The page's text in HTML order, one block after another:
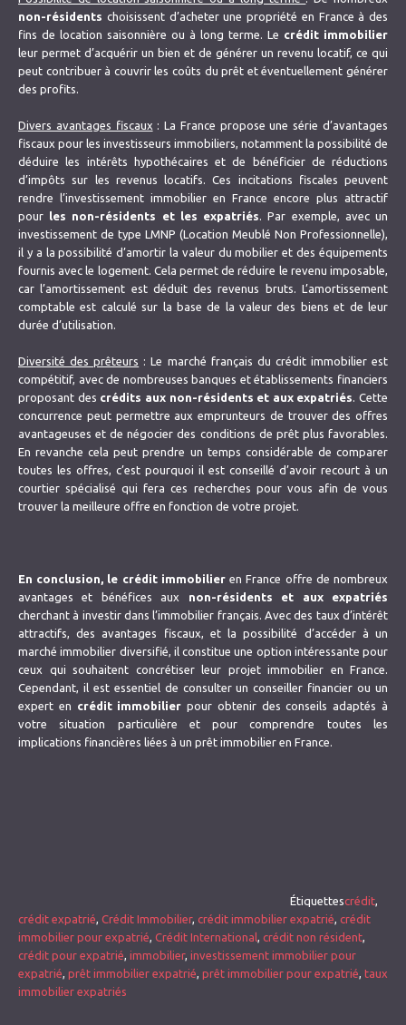
non-résidents choisissent d’acheter une propriété en France à des
fins de location saisonnière ou à long terme. Le crédit immobilier
leur permet d’acquérir un bien et de générer un revenu locatif, ce qui
peut contribuer à couvrir les coûts du prêt et éventuellement générer
des profits.
Divers avantages fiscaux : La France propose une série d’avantages
fiscaux pour les investisseurs immobiliers, notamment la possibilité de
déduire les intérêts hypothécaires et de bénéficier de réductions
d’impôts sur les revenus locatifs. Ces incitations fiscales peuvent
rendre l’investissement immobilier en France encore plus attractif
pour les non-résidents et les expatriés. Par exemple, avec un
investissement de type LMNP (Location Meublé Non Professionnelle),
il y a la possibilité d’amortir la valeur du mobilier et des équipements
fournis avec le logement. Cela permet de réduire le revenu imposable,
car l’amortissement est déduit des revenus bruts. L’amortissement
comptable est calculé sur la base de la valeur des biens et de leur
durée d’utilisation.
Diversité des prêteurs : Le marché français du crédit immobilier est
compétitif, avec de nombreuses banques et établissements financiers
proposant des crédits aux non-résidents et aux expatriés. Cette
concurrence peut permettre aux emprunteurs de trouver des offres
avantageuses et de négocier des conditions de prêt plus favorables.
En revanche cela peut prendre un temps considérable de comparer
toutes les offres, c’est pourquoi il est conseillé d’avoir recourt à un
courtier spécialisé qui fera ces recherches pour vous afin de vous
trouver la meilleure offre en fonction de votre projet.
En conclusion, le crédit immobilieren France offre de nombreux
avantages et bénéfices aux non-résidents et aux expatriés
cherchant à investir dans l’immobilier français. Avec des taux d’intérêt
attractifs, des avantages fiscaux, et la possibilité d’accéder à un
marché immobilier diversifié, il constitue une option intéressante pour
ceux qui souhaitent concrétiser leur projet immobilier en France.
Cependant, il est essentiel de consulter un conseiller financier ou un
expert en crédit immobilier pour obtenir des conseils adaptés à
votre situation particulière et pour comprendre toutes les
implications financières liées à un prêt immobilier en France.
Étiquettescrédit,
crédit expatrié, Crédit Immobilier, crédit immobilier expatrié, crédit
immobilier pour expatrié, Crédit International, crédit non résident,
crédit pour expatrié, immobilier, investissement immobilier pour
expatrié, prêt immobilier expatrié, prêt immobilier pour expatrié, taux
immobilier expatriés